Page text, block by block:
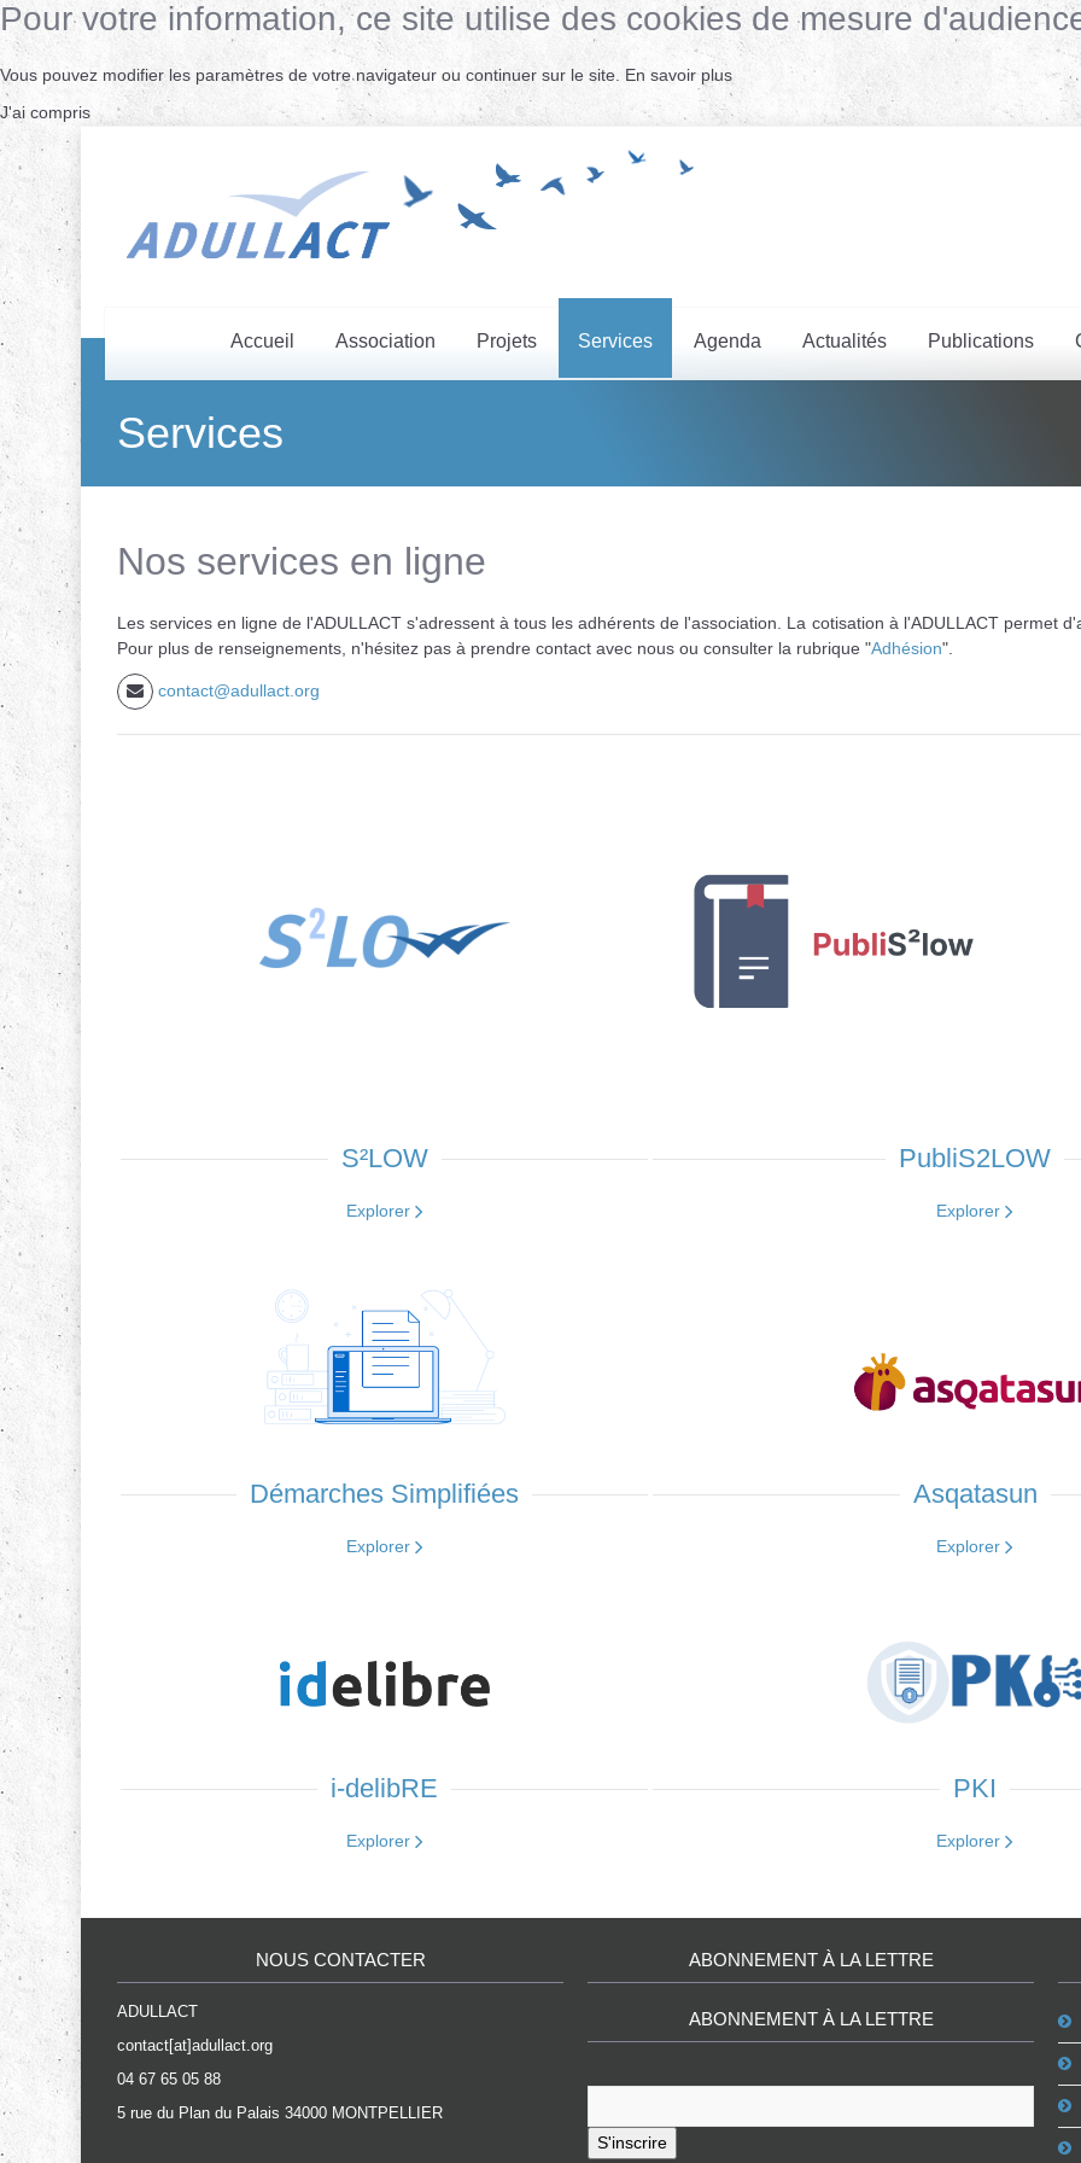
Pour votre information, ce site utilise des cookies de mesure
Vous pouvez modifier les paramètres de votre navigateur ou continuer sur le site. En savoir plus
J'ai compris
Accueil Association Projets Services Agenda Actualités Publications
Services
Nos services en ligne
Les services en ligne de l'ADULLACT s'adressent à tous les adhérents de l'association. La cotisation à l'ADULLACT permet
Pour plus de renseignements, n'hésitez pas à prendre contact avec nous ou consulter la rubrique "Adhésion".
contact@adullact.org
S²LOW
Explorer
PubliS2LOW
Explorer
Démarches Simplifiées
Explorer
Asqatasun
Explorer
i-delibRE
Explorer
PKI
Explorer
NOUS CONTACTER
ADULLACT
contact[at]adullact.org
04 67 65 05 88
5 rue du Plan du Palais 34000 MONTPELLIER
ABONNEMENT À LA LETTRE
ABONNEMENT À LA LETTRE
S'inscrire